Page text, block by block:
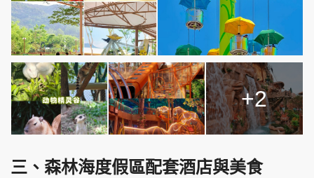
+2
三、森林海度假區配套酒店與美食